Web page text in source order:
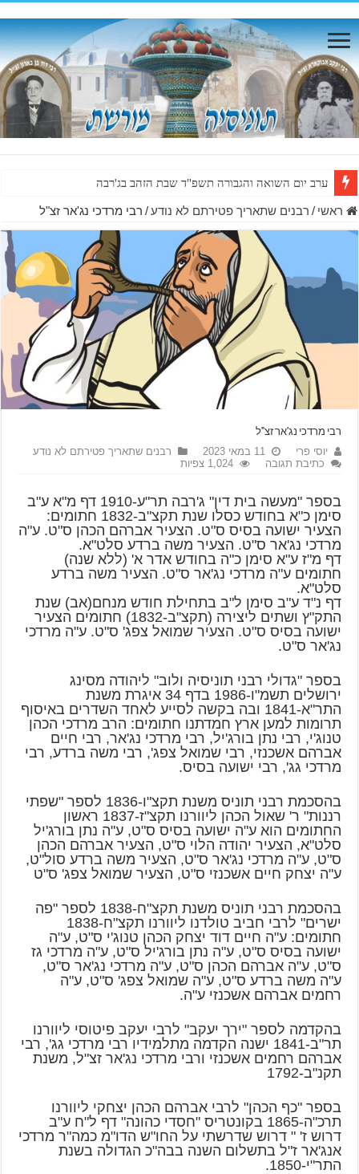
ערב יום השואה והגבורה תשפ"ד שבת הזהב בג'רבה
ראשי / רבנים שתאריך פטירתם לא נודע/ רבי מרדכי נג'אר זצ"ל
רבי מרדכי נג'אר זצ"ל
יוסי פרי 11 במאי 2023
רבנים שתאריך פטירתם לא נודע
כתיבת תגובה
1,024 צפיות
בספר "מעשה בית דין" ג'רבה תר"ע-1910 דף מ"א ע"ב
סימן כ"א בחודש כסלו שנת תקצ"ב-1832 חתומים:
הצעיר ישועה בסיס ס"ט. הצעיר אברהם הכהן ס"ט. ע"ה
מרדכי נג'אר ס"ט. הצעיר משה ברדע סלט"א.
דף מ"ז ע"א סימן כ"ה בחודש אדר א' (ללא שנה)
חתומים ע"ה מרדכי נג'אר ס"ט. הצעיר משה ברדע
סלט"א.
דף נ"ד ע"ב סימן ל"ב בתחילת חודש מנחם(אב) שנת
התק"ץ ושתים ליצירה (תקצ"ב-1832) חתומים הצעיר
ישועה בסיס ס"ט. הצעיר שמואל צפג' ס"ט. ע"ה מרדכי
נג'אר ס"ט.
בספר "גדולי רבני תוניסיה ולוב" ליהודה מסינג
ירושלים תשמ"ו-1986 בדף 34 איגרת משנת
התר"א-1841 ובה בקשה לסייע לאחד השדרים באיסוף
תרומות למען ארץ חמדתנו חתומים: הרב מרדכי הכהן
טנוג'י, רבי נתן בורג'יל, רבי מרדכי נג'אר, רבי חיים
אברהם אשכנזי, רבי שמואל צפג', רבי משה ברדע, רבי
מרדכי גג', רבי ישועה בסיס.
בהסכמת רבני תוניס משנת תקצ"ו-1836 לספר "שפתי
רננות" ר' שאול הכהן ליוורנו תקצ"ז-1837 ראשון
החתומים הוא ע"ה ישועה בסיס ס"ט, ע"ה נתן בורג'יל
סלט"א, הצעיר יהודה הלוי ס"ט, הצעיר אברהם הכהן
ס"ט, ע"ה מרדכי נג'אר ס"ט, הצעיר משה ברדע סול"ט,
ע"ה יצחק חיים אשכנזי ס"ט, הצעיר שמואל צפג' ס"ט
בהסכמת רבני תוניס משנת תקצ"ח-1838 לספר "פה
ישרים" לרבי חביב טולדנו ליוורנו תקצ"ח-1838
חתומים: ע"ה חיים דוד יצחק הכהן טנוג'י ס"ט, ע"ה
ישועה בסיס ס"ט, ע"ה נתן בורג'יל ס"ט, ע"ה מרדכי גז
ס"ט, ע"ה אברהם הכהן ס"ט, ע"ה מרדכי נג'אר ס"ט,
ע"ה משה ברדע ס"ט, ע"ה שמואל צפג' ס"ט, ע"ה
רחמים אברהם אשכנזי ע"ה.
בהקדמה לספר "ירך יעקב" לרבי יעקב פיטוסי ליוורנו
תר"ב-1841 ישנה הקדמה מתלמידיו רבי מרדכי גג', רבי
אברהם רחמים אשכנזי ורבי מרדכי נג'אר זצ"ל, משנת
תקנ"ב-1792
בספר "כף הכהן" לרבי אברהם הכהן יצחקי ליוורנו
תרכ"ה-1865 בקונטריס "חסדי כהונה" דף ל"ח ע"ב
דרוש ז' " דרוש שדרשתי על החו"ש הדו"מ כמה"ר מרדכי
אנג'אר ז"ל בתשלום השנה בבה"כ הגדולה בשנת
התר"י-1850.